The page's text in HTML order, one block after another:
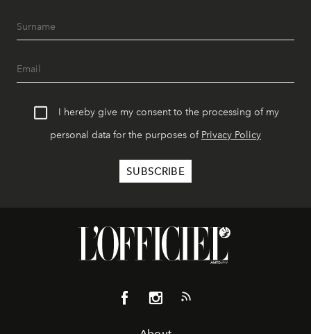
I hereby give my consent to the processing of my
personal data for the purposes of Privacy Policy